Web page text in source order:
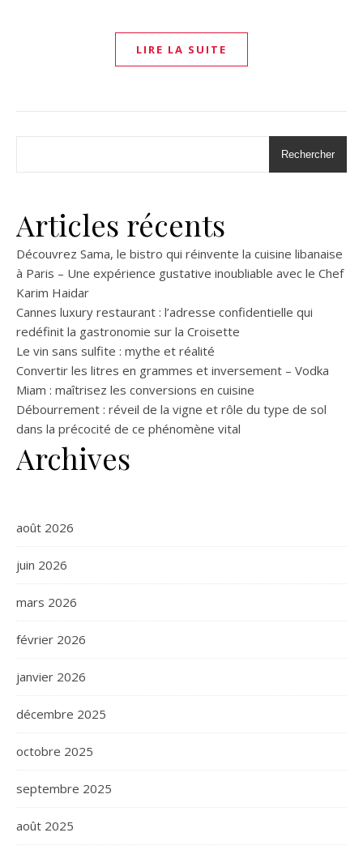
LIRE LA SUITE
Rechercher
Articles récents
Découvrez Sama, le bistro qui réinvente la cuisine libanaise
à Paris – Une expérience gustative inoubliable avec le Chef
Karim Haidar
Cannes luxury restaurant : l’adresse confidentielle qui
redéfinit la gastronomie sur la Croisette
Le vin sans sulfite : mythe et réalité
Convertir les litres en grammes et inversement – Vodka
Miam : maîtrisez les conversions en cuisine
Débourrement : réveil de la vigne et rôle du type de sol
dans la précocité de ce phénomène vital
Archives
août 2026
juin 2026
mars 2026
février 2026
janvier 2026
décembre 2025
octobre 2025
septembre 2025
août 2025